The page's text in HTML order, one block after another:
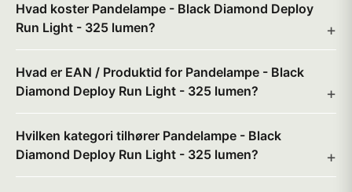
Hvad koster Pandelampe - Black Diamond Deploy
Run Light - 325 lumen?
Hvad er EAN / Produktid for Pandelampe - Black
Diamond Deploy Run Light - 325 lumen?
Hvilken kategori tilhører Pandelampe - Black
Diamond Deploy Run Light - 325 lumen?